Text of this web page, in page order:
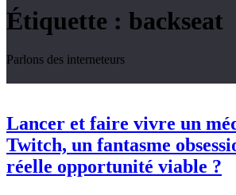
Étiquette : backseat
Parlons des interneteurs
Lancer et faire vivre un
Twitch, un fantasme
réelle opportunité viable ?